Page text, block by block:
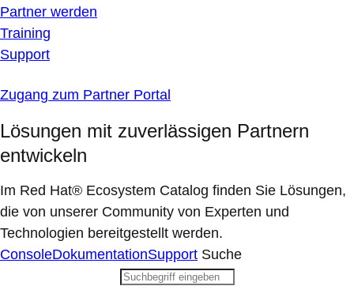
Partner werden
Training
Support
Zugang zum Partner Portal
Lösungen mit zuverlässigen Partnern
entwickeln
Im Red Hat® Ecosystem Catalog finden Sie Lösungen,
die von unserer Community von Experten und
Technologien bereitgestellt werden.
ConsoleDokumentationSupport Suche